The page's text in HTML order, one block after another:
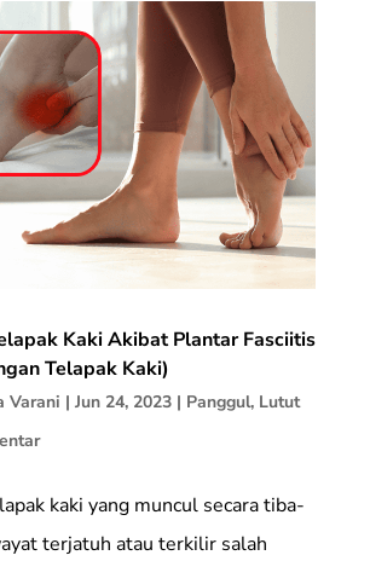
Kaki Akibat Plantar Fasciitis
Telapak Kaki)
Varani | Jun 24, 2023| Panggul, Lutut
kaki yang muncul secara tiba-
terjatuh atau terkilir salah